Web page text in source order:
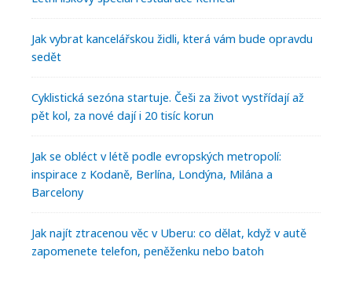
Jak vybrat kancelářskou židli, která vám bude opravdu
sedět
Cyklistická sezóna startuje. Češi za život vystřídají až
pět kol, za nové dají i 20 tisíc korun
Jak se obléct v létě podle evropských metropolí:
inspirace z Kodaně, Berlína, Londýna, Milána a
Barcelony
Jak najít ztracenou věc v Uberu: co dělat, když v autě
zapomenete telefon, peněženku nebo batoh